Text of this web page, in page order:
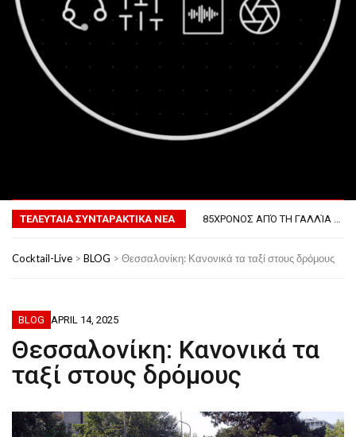
ΤΕΛΕΥΤΑΙΑ ΣΥΝΤΑΡΑΚΤΙΚΑ ΝΕΑ
ΦΟΒΕΡΆ ΔΏΡΑ ΓΙΑ ΤΟ ΕΠΌΜΕΝΟ ΔΕΚΑΉΜΕΡΟ!
85ΧΡΟΝΟΣ ΑΠΌ ΤΗ ΓΑΛΛΊΑ ΛΌΓΩ GPS ΚΑΤΈΛΗΞΕ ΣΤΗΝ… ΚΡΟΑΤΊΑ!
Cocktail-Live > BLOG > Θεσσαλονίκη: Κανονικά τα ταξί στους δρόμους
BLOG APRIL 14, 2025
Θεσσαλονίκη: Κανονικά τα
ταξί στους δρόμους